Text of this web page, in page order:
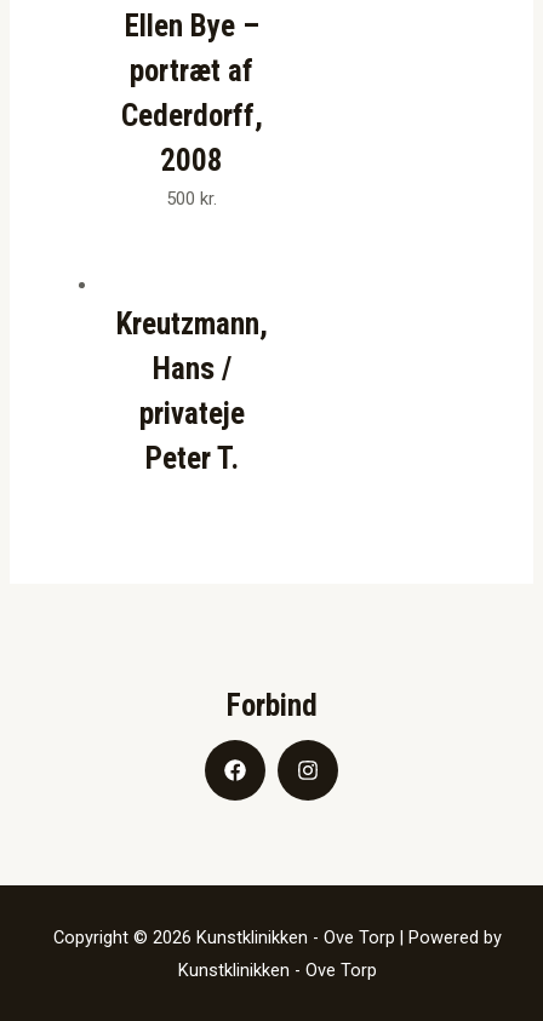
Ellen Bye –
portræt af
Cederdorff,
2008
500kr.
Kreutzmann,
Hans /
privateje
Peter T.
Forbind
Copyright © 2026 Kunstklinikken - Ove Torp | Powered by
Kunstklinikken - Ove Torp